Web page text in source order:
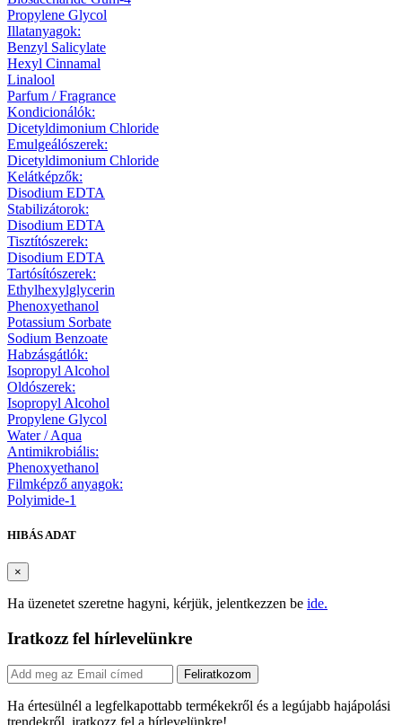
Propylene Glycol
Illatanyagok:
Benzyl Salicylate
Hexyl Cinnamal
Linalool
Parfum / Fragrance
Kondicionálók:
Dicetyldimonium Chloride
Emulgeálószerek:
Dicetyldimonium Chloride
Kelátképzők:
Disodium EDTA
Stabilizátorok:
Disodium EDTA
Tisztítószerek:
Disodium EDTA
Tartósítószerek:
Ethylhexylglycerin
Phenoxyethanol
Potassium Sorbate
Sodium Benzoate
Habzásgátlók:
Isopropyl Alcohol
Oldószerek:
Isopropyl Alcohol
Propylene Glycol
Water / Aqua
Antimikrobiális:
Phenoxyethanol
Filmképző anyagok:
Polyimide-1
HIBÁS ADAT
×
Ha üzenetet szeretne hagyni, kérjük, jelentkezzen be ide.
Iratkozz fel hírlevelünkre
Feliratkozom
Ha értesülnél a legfelkapottabb termékekről és a legújabb hajápolási